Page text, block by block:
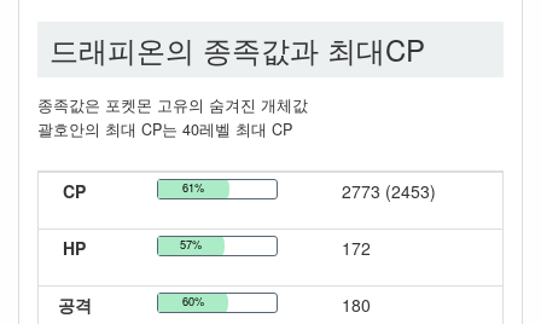
드래피온의 종족값과 최대CP
종족값은 포켓몬 고유의 숨겨진 개체값
괄호안의 최대 CP는 40레벨 최대 CP
CP 61% 2773 (2453)
HP 57% 172
공격 60% 180